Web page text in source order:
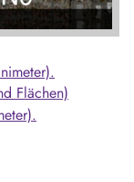
Flächen)